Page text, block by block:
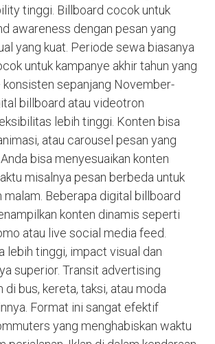
tinggi. Billboard cocok untuk
awareness dengan pesan yang
yang kuat. Periode sewa biasanya
untuk kampanye akhir tahun yang
konsisten sepanjang November-
billboard atau videotron
lebih tinggi. Konten bisa
atau carousel pesan yang
bisa menyesuaikan konten
misalnya pesan berbeda untuk
malam. Beberapa digital billboard
konten dinamis seperti
atau live social media feed.
lebih tinggi, impact visual dan
superior. Transit advertising
di bus, kereta, taksi, atau moda
Format ini sangat efektif
yang menghabiskan waktu